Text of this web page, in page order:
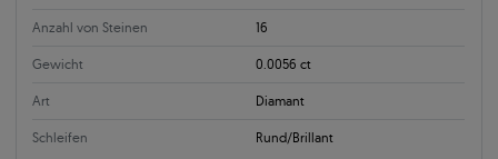
Anzahl von Steinen 16
Gewicht 0.0056 ct
Art Diamant
Schleifen Rund/Brillant